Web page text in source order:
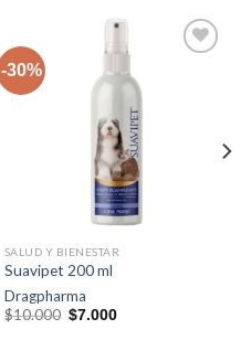
-30%
SALUD Y BIENESTAR
Suavipet 200 ml
Dragpharma
$10.000 El
precio
$7.000El